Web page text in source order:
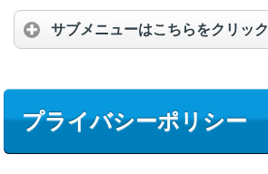
サブメニューはこちらをクリック
プライバシーポリシー